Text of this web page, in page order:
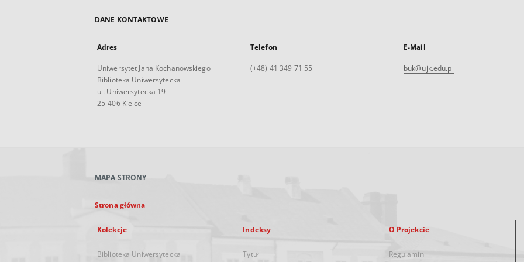
DANE KONTAKTOWE
Adres
Uniwersytet Jana Kochanowskiego
Biblioteka Uniwersytecka
ul. Uniwersytecka 19
25-406 Kielce
Telefon
(+48) 41 349 71 55
E-Mail
buk@ujk.edu.pl
MAPA STRONY
Strona główna
Kolekcje
Biblioteka Uniwersytecka
Indeksy
Tytuł
O Projekcie
Regulamin